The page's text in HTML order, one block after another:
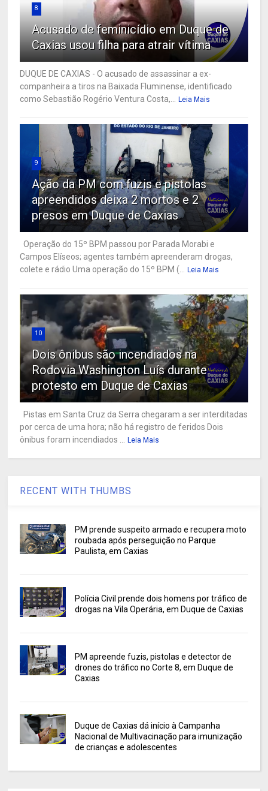
8
Acusado de feminicídio em Duque de
Caxias usou filha para atrair vítima
DUQUE DE CAXIAS - O acusado de assassinar a ex-
companheira a tiros na Baixada Fluminense, identificado
como Sebastião Rogério Ventura Costa,... Leia Mais
9
Ação da PM com fuzis e pistolas
apreendidos deixa 2 mortos e 2
presos em Duque de Caxias
Operação do 15º BPM passou por Parada Morabi e
Campos Elíseos; agentes também apreenderam drogas,
colete e rádio Uma operação do 15º BPM (... Leia Mais
10
Dois ônibus são incendiados na
Rodovia Washington Luís durante
protesto em Duque de Caxias
Pistas em Santa Cruz da Serra chegaram a ser interditadas
por cerca de uma hora; não há registro de feridos Dois
ônibus foram incendiados ... Leia Mais
RECENT WITH THUMBS
PM prende suspeito armado e recupera moto
roubada após perseguição no Parque
Paulista, em Caxias
Polícia Civil prende dois homens por tráfico de
drogas na Vila Operária, em Duque de Caxias
PM apreende fuzis, pistolas e detector de
drones do tráfico no Corte 8, em Duque de
Caxias
Duque de Caxias dá início à Campanha
Nacional de Multivacinação para imunização
de crianças e adolescentes